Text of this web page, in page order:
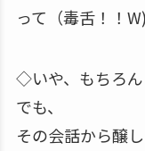
って（毒舌！！W)
◇いや、もちろん
でも、
その会話から醸